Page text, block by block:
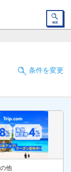
条件を変更
他